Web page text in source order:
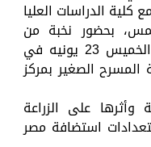
الدراسات العليا
بحضور نخبة من
أساتذة وخبراء البيئة، وذلك يوم الخميس 23 يونيه في
الصغير بمركز
وأثرها على الزراعة
استضافة مصر